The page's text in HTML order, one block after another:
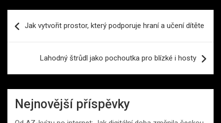
proJak vytvořit prostor, který podporuje hraní a učení dítěte
Lahodný štrůdl jako pochoutka pro blízké i hosty
Nejnovější příspěvky